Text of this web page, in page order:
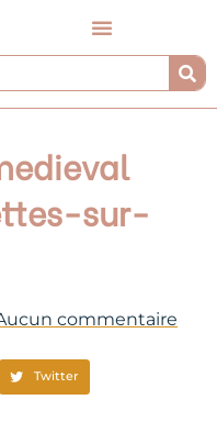
sur-
commentaire
Twitter